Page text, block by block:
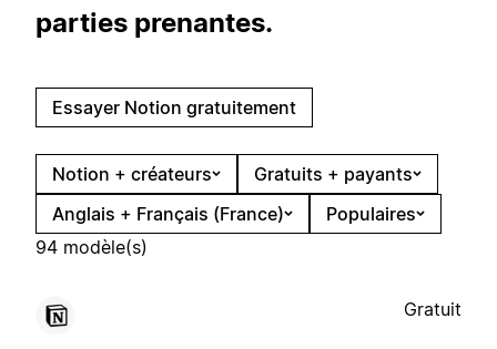
parties prenantes.
Essayer Notion gratuitement
Notion + créateurs
Gratuits + payants
Anglais + Français (France)
Populaires
94 modèle(s)
Gratuit